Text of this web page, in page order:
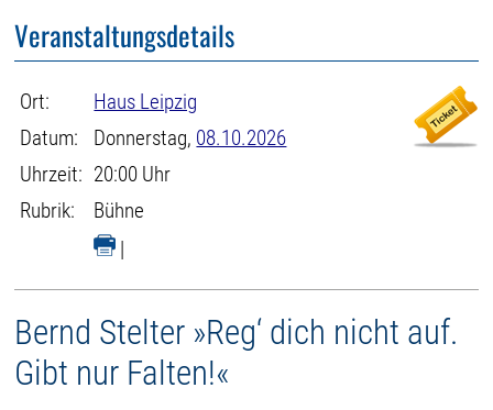
Veranstaltungsdetails
Ort:
Haus Leipzig
Datum:
Donnerstag, 08.10.2026
Uhrzeit: 20:00 Uhr
Rubrik:
Bühne
|
Bernd Stelter »Reg‘ dich nicht auf.
Gibt nur Falten!«